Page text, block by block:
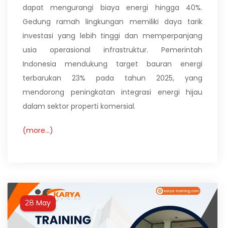
dapat mengurangi biaya energi hingga 40%.
Gedung ramah lingkungan memiliki daya tarik
investasi yang lebih tinggi dan memperpanjang
usia operasional infrastruktur. Pemerintah
Indonesia mendukung target bauran energi
terbarukan 23% pada tahun 2025, yang
mendorong peningkatan integrasi energi hijau
dalam sektor properti komersial.
(more…)
28 May